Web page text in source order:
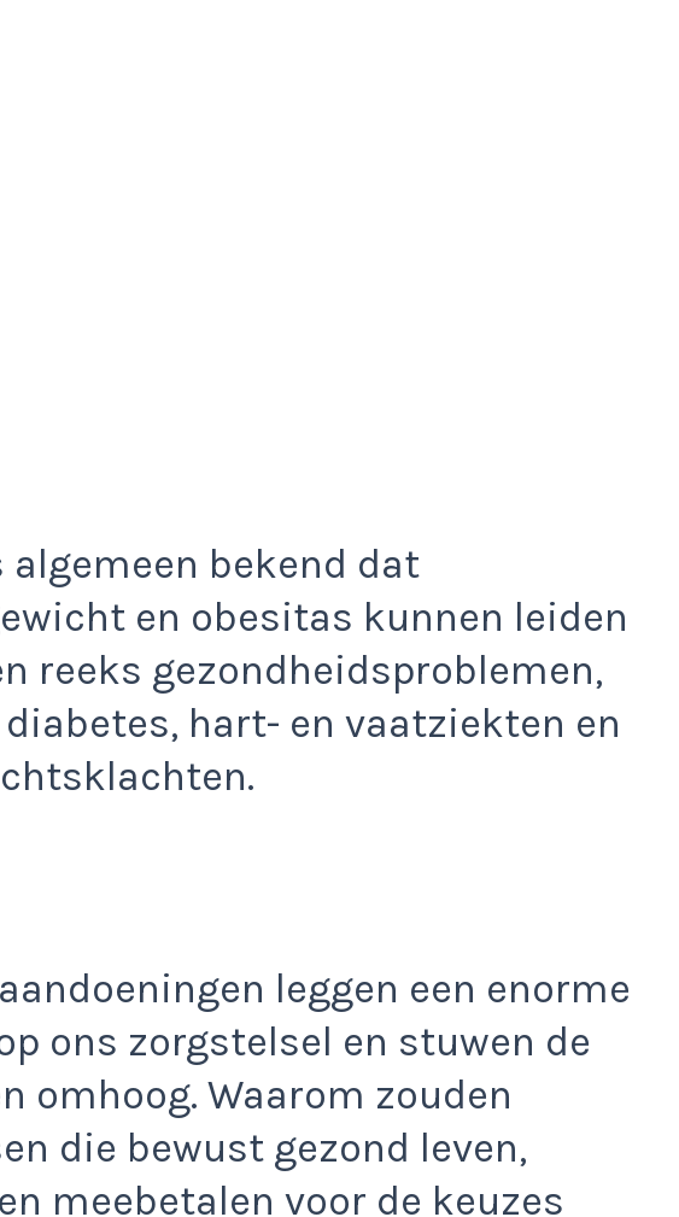
algemeen bekend dat
en obesitas kunnen leiden
reeks gezondheidsproblemen,
hart- en vaatziekten en
leggen een enorme
ons zorgstelsel en stuwen de
omhoog. Waarom zouden
die bewust gezond leven,
meebetalen voor de keuzes